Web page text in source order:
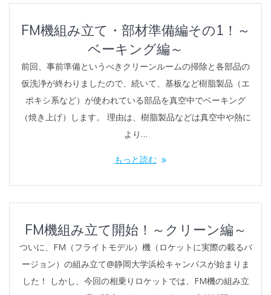
FM機組み立て・部材準備編その1！～
ベーキング編～
前回、事前準備というべきクリーンルームの掃除と各部品の
仮洗浄が終わりましたので、続いて、基板など樹脂製品（エ
ポキシ系など）が使われている部品を真空中でベーキング
（焼き上げ）します。 理由は、樹脂製品などは真空中や熱に
より…
もっと読む
FM機組み立て開始！～クリーン編～
ついに、FM（フライトモデル）機（ロケットに実際の載るバ
ージョン）の組み立て@静岡大学浜松キャンパスが始まりま
した！ しかし、今回の相乗りロケットでは、FM機の組み立